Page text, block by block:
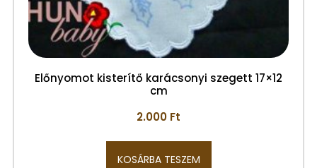
Előnyomot kisterítő karácsonyi szegett 17×12
cm
2.000 Ft
KOSÁRBA TESZEM